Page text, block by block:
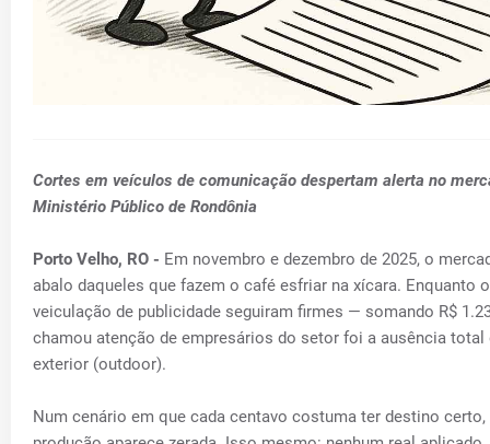
Cortes em veículos de comunicação despertam alerta no
Ministério Público de Rondônia
Porto Velho, RO - Em novembro e dezembro de 2025, o
abalo daqueles que fazem o café esfriar na xícara.
veiculação de publicidade seguiram firmes — somando R$
chamou atenção de empresários do setor foi a ausência
exterior (outdoor).
Num cenário em que cada centavo costuma ter destino